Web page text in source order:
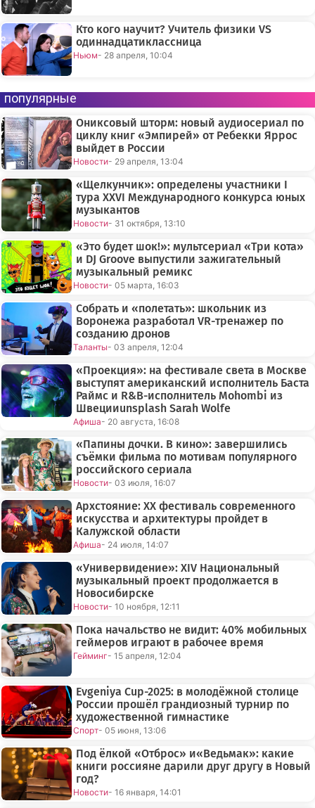
Кто кого научит? Учитель физики VS
одиннадцатиклассница
Ньюм- 28 апреля, 10:04
популярные
Ониксовый шторм: новый аудиосериал по
циклу книг «Эмпирей» от Ребекки Яррос
выйдет в России
Новости- 29 апреля, 13:04
«Щелкунчик»: определены участники I
тура XXVI Международного конкурса юных
музыкантов
Новости- 31 октября, 13:10
«Это будет шок!»: мультсериал «Три кота»
и DJ Groove выпустили зажигательный
музыкальный ремикс
Новости- 05 марта, 16:03
Собрать и «полетать»: школьник из
Воронежа разработал VR-тренажер по
созданию дронов
Таланты- 03 апреля, 12:04
«Проекция»: на фестивале света в Москве
выступят американский исполнитель Баста
Раймс и R&B-исполнитель Mohombi из
Швецииunsplash Sarah Wolfe
Афиша- 20 августа, 16:08
«Папины дочки. В кино»: завершились
съёмки фильма по мотивам популярного
российского сериала
Новости- 03 июля, 16:07
Архстояние: XX фестиваль современного
искусства и архитектуры пройдет в
Калужской области
Афиша- 24 июля, 14:07
«Универвидение»: XIV Национальный
музыкальный проект продолжается в
Новосибирске
Новости- 10 ноября, 12:11
Пока начальство не видит: 40% мобильных
геймеров играют в рабочее время
Гейминг- 15 апреля, 12:04
Evgeniya Cup-2025: в молодёжной столице
России прошёл грандиозный турнир по
художественной гимнастике
Спорт- 05 июня, 13:06
Под ёлкой «Отброс» и«Ведьмак»: какие
книги россияне дарили друг другу в Новый
год?
Новости- 16 января, 14:01